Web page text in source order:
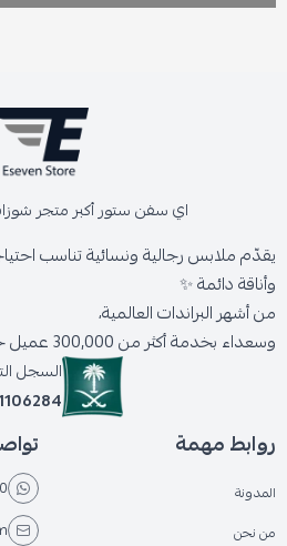
اي سفن ستور أكبر متجر
يقدّم ملابس رجالية ونسائية تناسب
وأناقة دائمة ✨
من أشهر البراندات العالمية،
وسعداء بخدمة أكثر من 300,000 عميل حول المملكة.
السجل
روابط مهمة
المدونة
من نحن